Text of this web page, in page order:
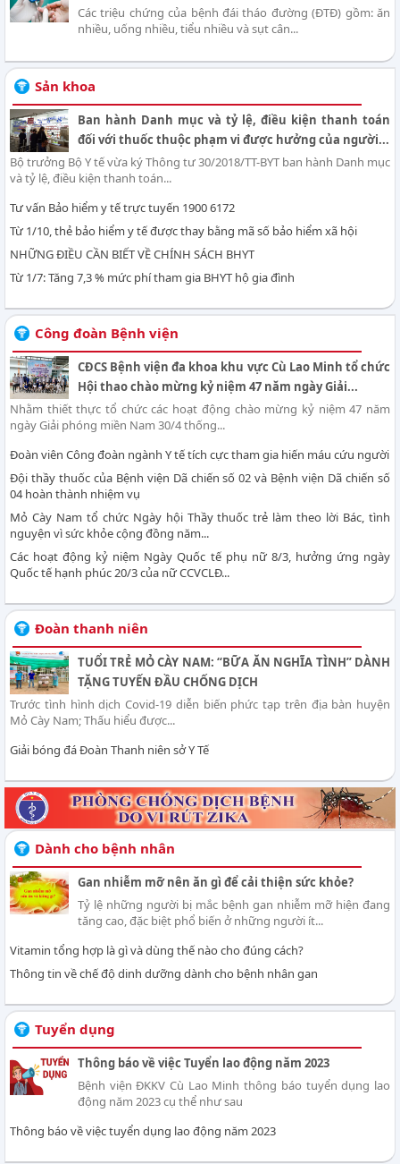
Các triệu chứng của bệnh đái tháo đường (ĐTĐ) gồm: ăn
nhiều, uống nhiều, tiểu nhiều và sụt cân...
Sản khoa
Ban hành Danh mục và tỷ lệ, điều kiện thanh toán
đối với thuốc thuộc phạm vi được hưởng của người...
Bộ trưởng Bộ Y tế vừa ký Thông tư 30/2018/TT-BYT ban hành Danh mục
và tỷ lệ, điều kiện thanh toán...
Tư vấn Bảo hiểm y tế trực tuyến 1900 6172
Từ 1/10, thẻ bảo hiểm y tế được thay bằng mã số bảo hiểm xã hội
NHỮNG ĐIỀU CẦN BIẾT VỀ CHÍNH SÁCH BHYT
Từ 1/7: Tăng 7,3 % mức phí tham gia BHYT hộ gia đình
Công đoàn Bệnh viện
CĐCS Bệnh viện đa khoa khu vực Cù Lao Minh tổ chức
Hội thao chào mừng kỷ niệm 47 năm ngày Giải...
Nhằm thiết thực tổ chức các hoạt động chào mừng kỷ niệm 47 năm
ngày Giải phóng miền Nam 30/4 thống...
Đoàn viên Công đoàn ngành Y tế tích cực tham gia hiến máu cứu người
Đội thầy thuốc của Bệnh viện Dã chiến số 02 và Bệnh viện Dã chiến số
04 hoàn thành nhiệm vụ
Mỏ Cày Nam tổ chức Ngày hội Thầy thuốc trẻ làm theo lời Bác, tình
nguyện vì sức khỏe cộng đồng năm...
Các hoạt động kỷ niệm Ngày Quốc tế phụ nữ 8/3, hưởng ứng ngày
Quốc tế hạnh phúc 20/3 của nữ CCVCLĐ...
Đoàn thanh niên
TUỔI TRẺ MỎ CÀY NAM: “BỮA ĂN NGHĨA TÌNH” DÀNH
TẶNG TUYẾN ĐẦU CHỐNG DỊCH
Trước tình hình dịch Covid-19 diễn biến phức tạp trên địa bàn huyện
Mỏ Cày Nam; Thấu hiểu được...
Giải bóng đá Đoàn Thanh niên sở Y Tế
Dành cho bệnh nhân
Gan nhiễm mỡ nên ăn gì để cải thiện sức khỏe?
Tỷ lệ những người bị mắc bệnh gan nhiễm mỡ hiện đang
tăng cao, đặc biệt phổ biến ở những người ít...
Vitamin tổng hợp là gì và dùng thế nào cho đúng cách?
Thông tin về chế độ dinh dưỡng dành cho bệnh nhân gan
Tuyển dụng
Thông báo về việc Tuyển lao động năm 2023
Bệnh viện ĐKKV Cù Lao Minh thông báo tuyển dụng lao
động năm 2023 cụ thể như sau
Thông báo về việc tuyển dụng lao động năm 2023